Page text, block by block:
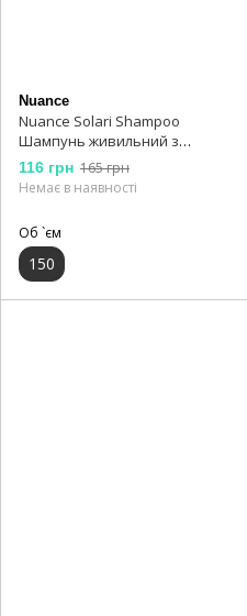
Nuance
Nuance Solari Shampoo
Шампунь живильний з
маслом горіхового дерева
150 мл
116 грн 165 грн
Немає в наявності
Об `єм
150